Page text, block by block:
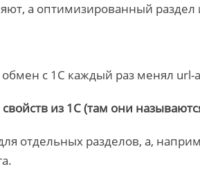
а оптимизированный раздел
обмен с 1С каждый раз менял url-
из 1С (там они
отдельных разделов, а,